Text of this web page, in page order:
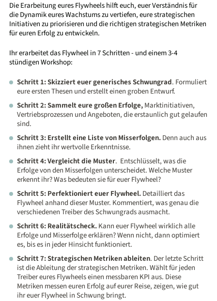
Die Erarbeitung eures Flywheels hilft euch, euer Verständnis für
die Dynamik eures Wachstums zu vertiefen, eure strategischen
Initiativen zu priorisieren und die richtigen strategischen Metriken
für euren Erfolg zu entwickeln.
Ihr erarbeitet das Flywheel in 7 Schritten - und einem 3-4
stündigen Workshop:
Schritt 1: Skizziert euer generisches Schwungrad. Formuliert
eure ersten Thesen und erstellt einen groben Entwurf.
Schritt 2: Sammelt eure großen Erfolge,Marktinitiativen,
Vertriebsprozessen und Angeboten, die erstaunlich gut gelaufen
sind.
Schritt 3: Erstellt eine Liste von Misserfolgen.Denn auch aus
ihnen zieht ihr wertvolle Erkenntnisse.
Schritt 4: Vergleicht die Muster. Entschlüsselt, was die
Erfolge von den Misserfolgen unterscheidet. Welche Muster
erkennt ihr? Was bedeuten sie für euer Flywheel?
Schritt 5: Perfektioniert euer Flywheel.Detailliert das
Flywheel anhand dieser Muster. Kommentiert, was genau die
verschiedenen Treiber des Schwungrads ausmacht.
Schritt 6: Realitätscheck.Kann euer Flywheel wirklich alle
Erfolge und Misserfolge erklären? Wenn nicht, dann optimiert
es, bis es in jeder Hinsicht funktioniert.
Schritt 7: Strategischen Metriken ableiten. Der letzte Schritt
ist die Ableitung der strategischen Metriken. Wählt für jeden
Treiber eures Flywheels einen messbaren KPI aus. Diese
Metriken messen euren Erfolg auf eurer Reise, zeigen, wie gut
ihr euer Flywheel in Schwung bringt.